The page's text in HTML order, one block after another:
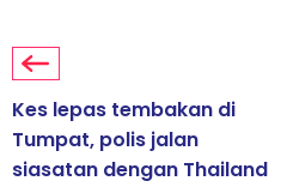
Kes lepas tembakan di
Tumpat, polis jalan
siasatan dengan Thailand